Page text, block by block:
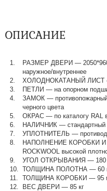
ОПИСАНИЕ
РАЗМЕР ДВЕРИ —
наружное/внутреннее
ХОЛОДНОКАТАНЫЙ ЛИСТ
ПЕТЛИ — на опорном
ЗАМОК —
черного цвета
ОКРАС — по каталогу RAL
НАЛИЧНИК —
УПЛОТНИТЕЛЬ —
НАПОЛНЕНИЕ КОРОБКИ
ROCKWOOL высокой
УГОЛ ОТКРЫВАНИЯ —
ТОЛЩИНА ПОЛОТНА — 60
ТОЛЩИНА КОРОБКИ — 95
ВЕС ДВЕРИ — 85 кг